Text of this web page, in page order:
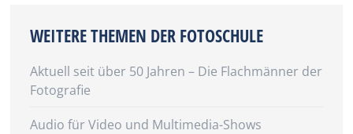
WEITERE THEMEN DER FOTOSCHULE
Aktuell seit über 50 Jahren – Die Flachmänner der
Fotografie
Audio für Video und Multimedia-Shows